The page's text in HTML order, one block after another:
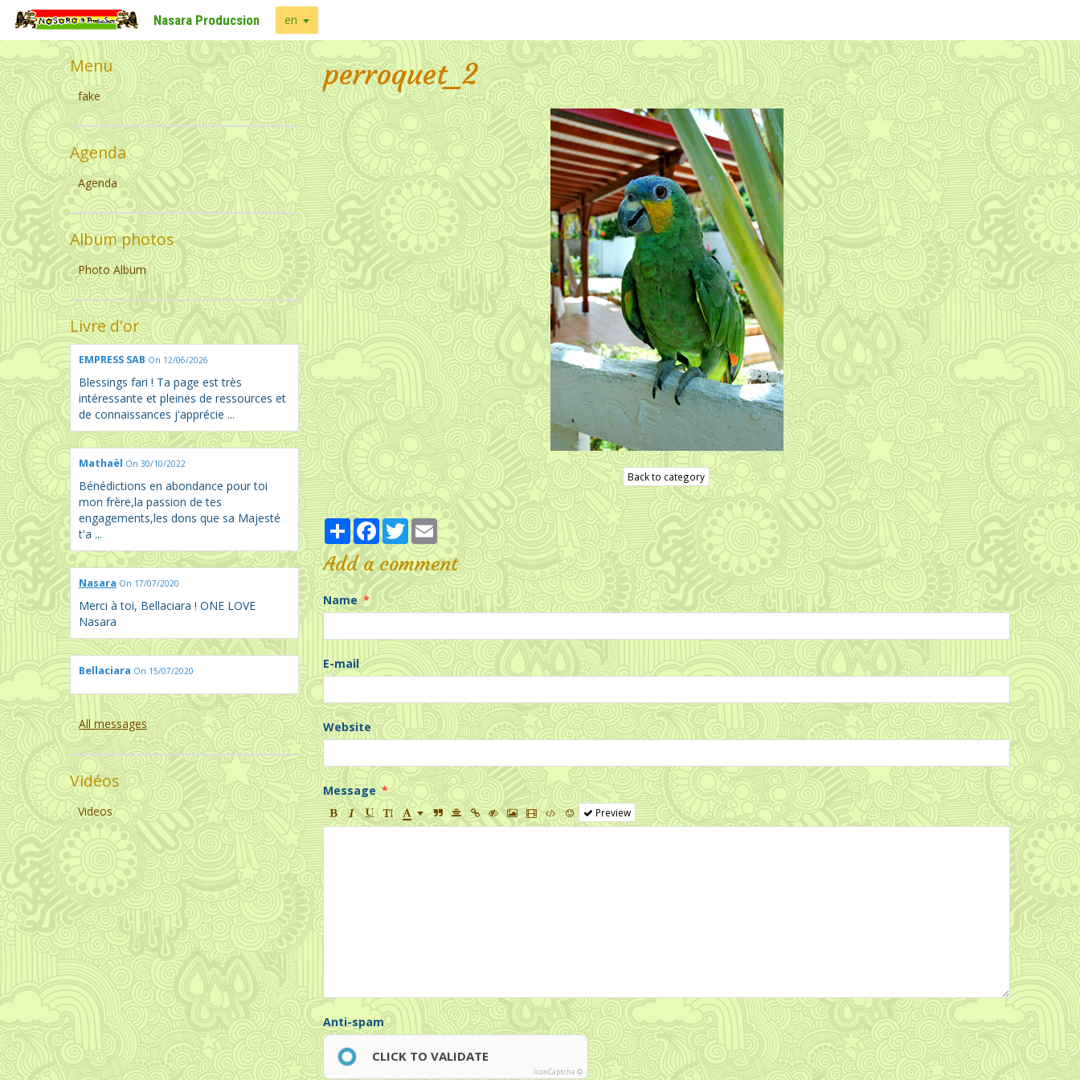
Nasara Producsion en
perroquet_2
Back to category
PartagerFacebook
TwitterEmail
Add a comment
Name
E-mail
Website
Message
Preview
Anti-spam
CLICK TO VALIDATE
IconCaptcha ©
Menu
fake
Agenda
Agenda
Album photos
Photo Album
Livre d'or
EMPRESS SAB On 12/06/2026
Blessings fari ! Ta page est très
intéressante et pleines de ressources et
de connaissances j'apprécie ...
Mathaël On 30/10/2022
Bénédictions en abondance pour toi
mon frère,la passion de tes
engagements,les dons que sa Majesté
t'a ...
Nasara On 17/07/2020
Merci à toi, Bellaciara ! ONE LOVE
Nasara
Bellaciara On 15/07/2020
All messages
Vidéos
Videos